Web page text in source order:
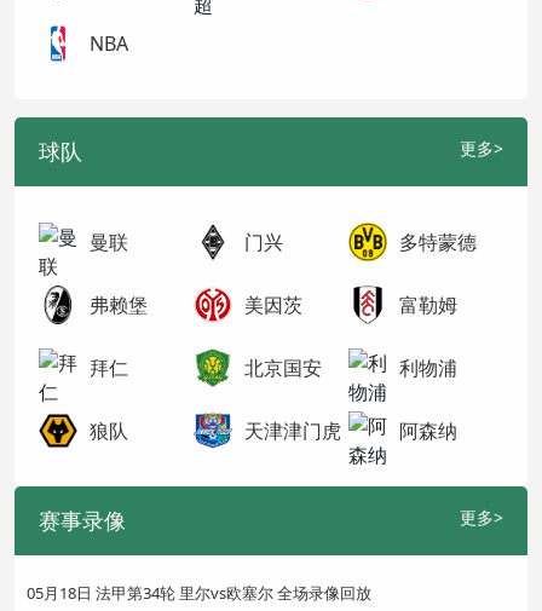
NBA
球队 更多>
曼联 门兴 多特蒙德
弗赖堡 美因茨 富勒姆
拜仁 北京国安 利物浦
狼队 天津津门虎 阿森纳
赛事录像 更多>
05月18日 法甲第34轮 里尔vs欧塞尔 全场录像回放